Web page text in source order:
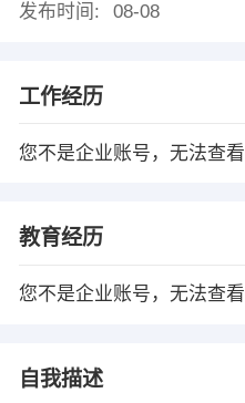
发布时间:
08-08
工作经历
您不是企业账号，无法查看
教育经历
您不是企业账号，无法查看
自我描述